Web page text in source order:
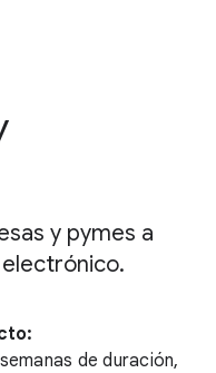
y pymes a
de duración,